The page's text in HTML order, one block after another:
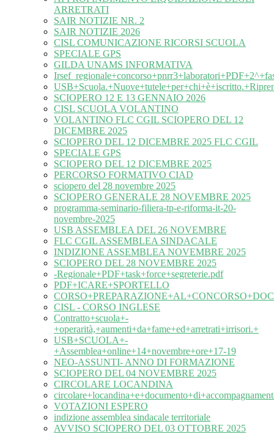
ARRETRATI
SAIR NOTIZIE NR. 2
SAIR NOTIZIE 2026
CISL COMUNICAZIONE RICORSI SCUOLA
SPECIALE GPS
GILDA UNAMS INFORMATIVA
SCIOPERO 12 E 13 GENNAIO 2026
CISL SCUOLA VOLANTINO
VOLANTINO FLC CGIL SCIOPERO DEL 12
DICEMBRE 2025
SCIOPERO DEL 12 DICEMBRE 2025 FLC CGIL
SPECIALE GPS
SCIOPERO DEL 12 DICEMBRE 2025
PERCORSO FORMATIVO CIAD
sciopero del 28 novembre 2025
SCIOPERO GENERALE 28 NOVEMBRE 2025
programma-seminario-filiera-tp-e-riforma-it-20-
novembre-2025
USB ASSEMBLEA DEL 26 NOVEMBRE
FLC CGIL ASSEMBLEA SINDACALE
INDIZIONE ASSEMBLEA NOVEMBRE 2025
SCIOPERO DEL 28 NOVEMBRE 2025
-Regionale+PDF+task+force+segreterie.pdf
PDF+ICARE+SPORTELLO
CISL - CORSO INGLESE
Contratto+scuola+-
+operarità,+aumenti+da+fame+ed+arretrati+irrisori.+
USB+SCUOLA+-
+Assemblea+online+14+novembre+ore+17-19
NEO-ASSUNTI- ANNO DI FORMAZIONE
SCIOPERO DEL 04 NOVEMBRE 2025
CIRCOLARE LOCANDINA
VOTAZIONI ESPERO
indizione assemblea sindacale territoriale
AVVISO SCIOPERO DEL 03 OTTOBRE 2025